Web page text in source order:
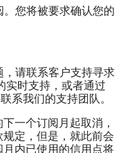
您将被要求确认您的
请联系客户支持寻求
实时支持，或者通过
系我们的支持团队。
一个订阅月起取消，
定，但是，就此前会
内已使用的信用点将